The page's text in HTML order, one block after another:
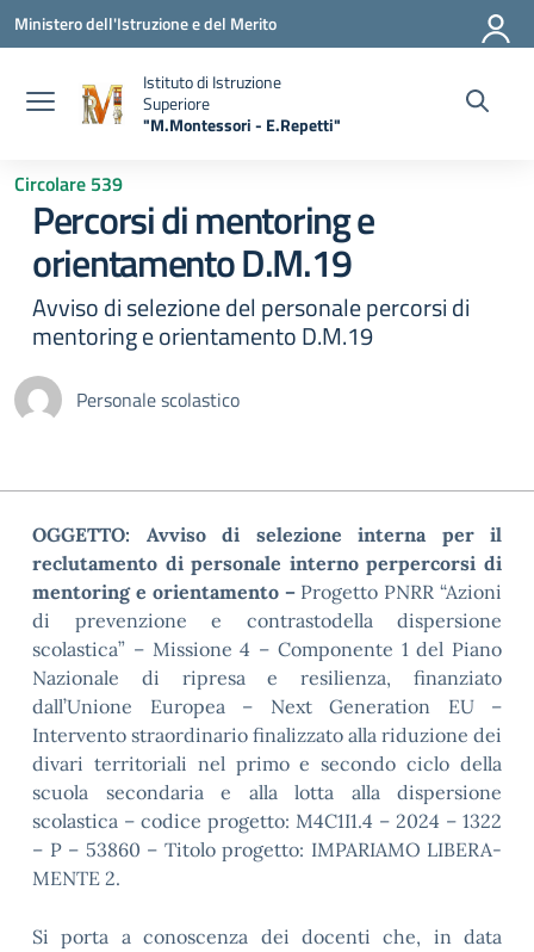
Vai ai contenuti
Vai al menu di navigazione
Vai al footer
Ministero dell'Istruzione e del Merito
Istituto di Istruzione
Superiore
"M.Montessori - E.Repetti"
Circolare 539
Percorsi di mentoring e
orientamento D.M.19
Avviso di selezione del personale percorsi di
mentoring e orientamento D.M.19
Personale scolastico
OGGETTO: Avviso di selezione interna per il
reclutamento di personale interno perpercorsi di
mentoring e orientamento –Progetto PNRR “Azioni
di prevenzione e contrastodella dispersione
scolastica” – Missione 4 – Componente 1 del Piano
Nazionale di ripresa e resilienza, finanziato
dall’Unione Europea – Next Generation EU –
Intervento straordinario finalizzato alla riduzione dei
divari territoriali nel primo e secondo ciclo della
scuola secondaria e alla lotta alla dispersione
scolastica – codice progetto: M4C1I1.4 – 2024 – 1322
– P – 53860 – Titolo progetto: IMPARIAMO LIBERA-
MENTE 2.
Si porta a conoscenza dei docenti che, in data